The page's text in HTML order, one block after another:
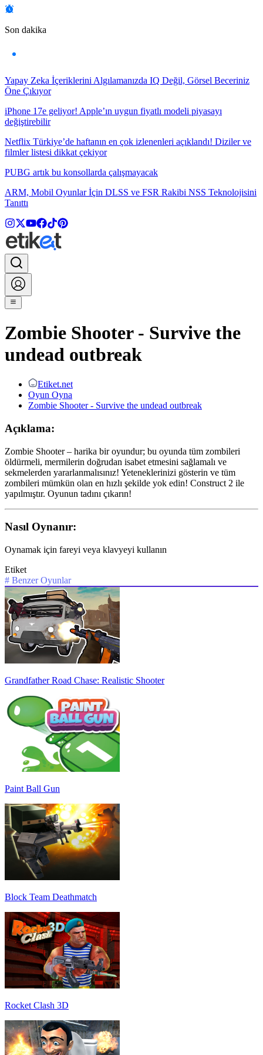
Son dakika
Yapay Zeka İçeriklerini Algılamanızda IQ Değil, Görsel Beceriniz
Öne Çıkıyor
iPhone 17e geliyor! Apple’ın uygun fiyatlı modeli piyasayı
değiştirebilir
Netflix Türkiye’de haftanın en çok izlenenleri açıklandı! Diziler ve
filmler listesi dikkat çekiyor
PUBG artık bu konsollarda çalışmayacak
ARM, Mobil Oyunlar İçin DLSS ve FSR Rakibi NSS Teknolojisini
Tanıttı
Zombie Shooter - Survive the
undead outbreak
Etiket.net
Oyun Oyna
Zombie Shooter - Survive the undead outbreak
Açıklama:
Zombie Shooter – harika bir oyundur; bu oyunda tüm zombileri
öldürmeli, mermilerin doğrudan isabet etmesini sağlamalı ve
sekmelerden yararlanmalısınız! Yeteneklerinizi gösterin ve tüm
zombileri mümkün olan en hızlı şekilde yok edin! Construct 2 ile
yapılmıştır. Oyunun tadını çıkarın!
Nasıl Oynanır:
Oynamak için fareyi veya klavyeyi kullanın
Etiket
# Benzer Oyunlar
Grandfather Road Chase: Realistic Shooter
Paint Ball Gun
Block Team Deathmatch
Rocket Clash 3D